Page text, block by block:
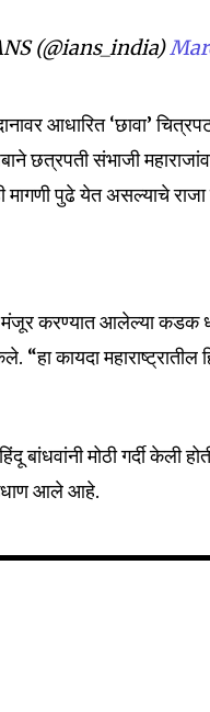
(@ians_india)
आधारित ‘छावा’
छत्रपती संभाजी
मागणी पुढे येत असल्याचे
मंजूर करण्यात आलेल्या कडक
कायदा महाराष्ट्रातील
बांधवांनी मोठी गर्दी केली
उधाण आले आहे.